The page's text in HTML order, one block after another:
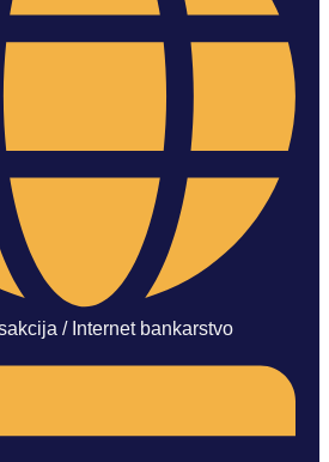
/ Internet bankarstvo